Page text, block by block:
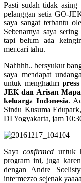
Pasti sudah tidak asing
pelanggan setia GO-
saya sangat terbantu
Sebenarnya saya
tapi belum ada
mencari tahu.
Nahhhh.. bersyukur
saya mendapat
untuk menghadiri
JEK dan Arisan
keluarga Indonesia.
Sindu Kusuma
DI Yogyakarta, jam
Sayaconfirmed untuk
program ini, juga
dengan Andre
intermezzo sejenak